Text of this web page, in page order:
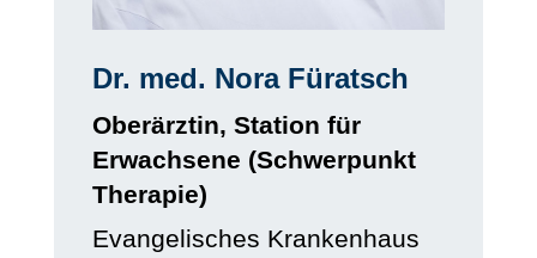
Dr. med. Nora Füratsch
Oberärztin, Station für
Erwachsene (Schwerpunkt
Therapie)
Evangelisches Krankenhaus